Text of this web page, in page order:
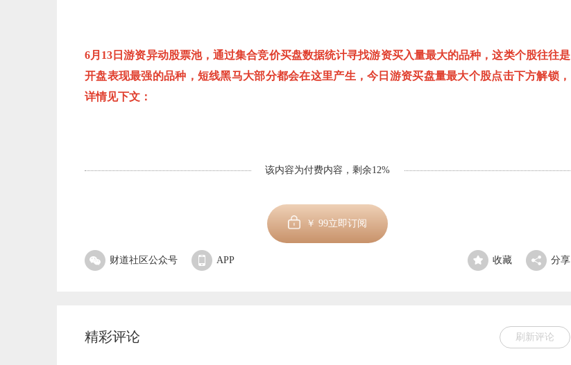
6月13日游资异动股票池，通过集合竞价买盘数据统计寻找游资买入量最大的品种，这类个股往往是
开盘表现最强的品种，短线黑马大部分都会在这里产生，今日游资买盘量最大个股点击下方解锁，
详情见下文：
该内容为付费内容，剩余12%
￥ 99立即订阅
财道社区公众号 APP 分享
收藏
精彩评论 刷新评论